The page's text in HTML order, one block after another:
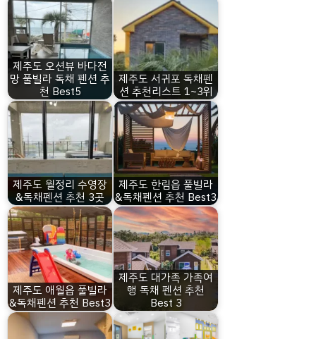
제주도 오션뷰 바다전
망 풀빌라 독채 펜션 추
천 Best5
제주도 서귀포 독채펜
션 추천리스트 1~3위
제주도 월정리 수영장
&독채펜션 추천 3곳
제주도 한림읍 풀빌라
&독채펜션 추천 Best3
제주도 애월읍 풀빌라
&독채펜션 추천 Best3
제주도 대가족 가족여
행 독채 펜션 추천
Best 3